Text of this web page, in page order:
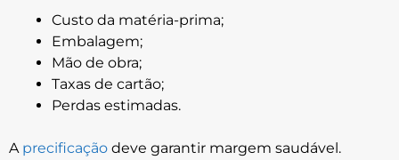
Custo da matéria-prima;
Embalagem;
Mão de obra;
Taxas de cartão;
Perdas estimadas.
A precificação deve garantir margem saudável.